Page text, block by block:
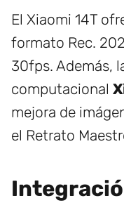
El Xiaomi 14T
formato Rec.
30fps. Además,
computacional
mejora de
el Retrato